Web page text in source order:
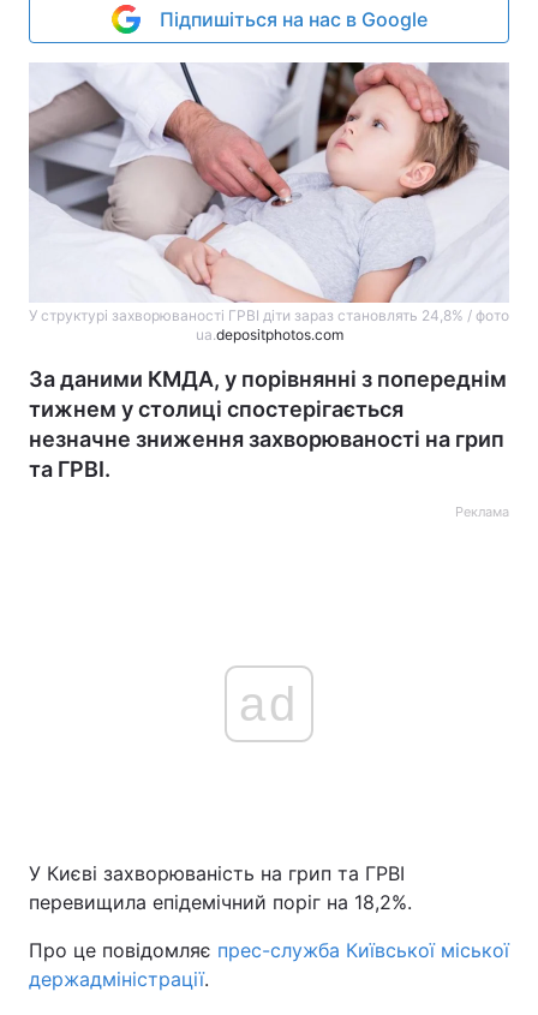
Підпишіться на нас в Google
У структурі захворюваності ГРВІ діти зараз становлять 24,8% / фото
ua.depositphotos.com
За даними КМДА, у порівнянні з попереднім
тижнем у столиці спостерігається
незначне зниження захворюваності на грип
та ГРВІ.
Реклама
ad
У Києві захворюваність на грип та ГРВІ
перевищила епідемічний поріг на 18,2%.
Про це повідомляє прес-служба Київської міської
держадміністрації.